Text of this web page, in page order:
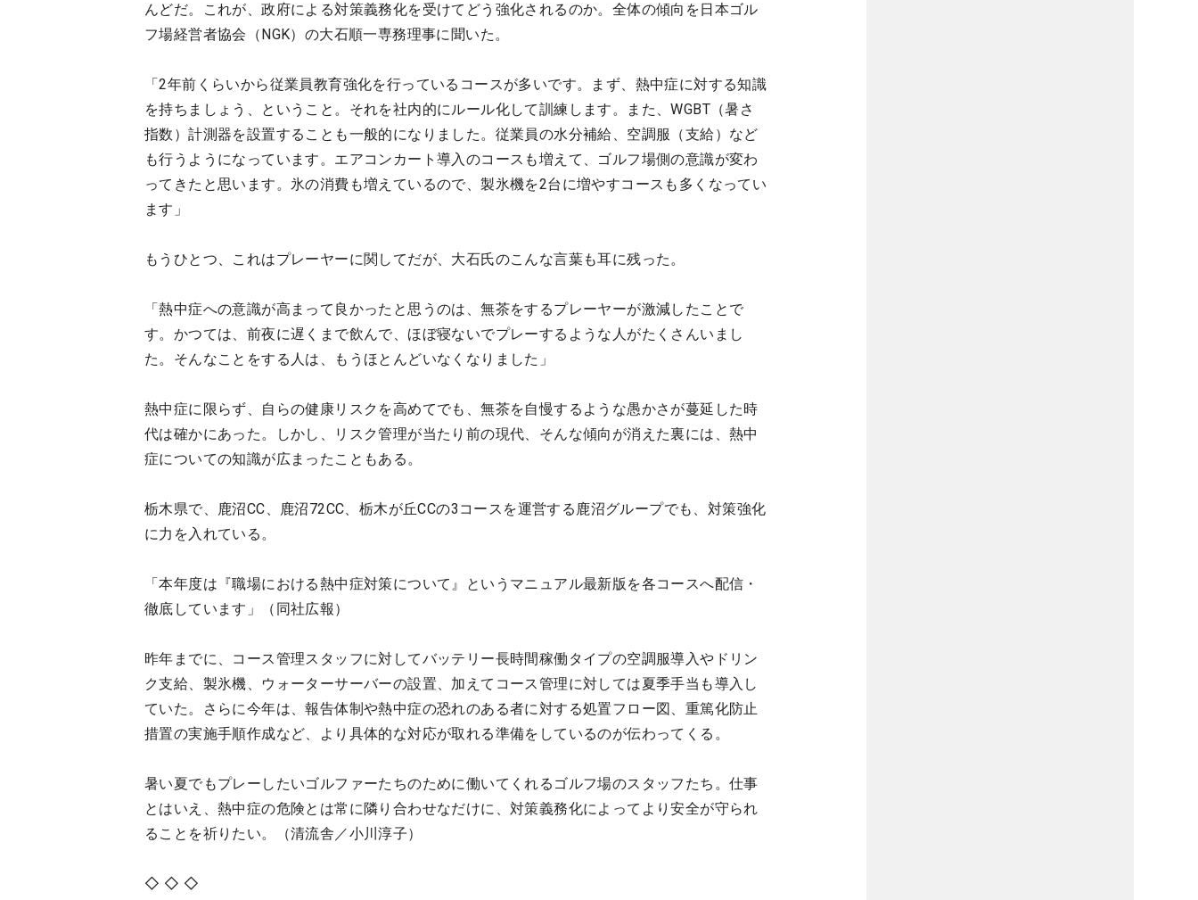
んどだ。これが、政府による対策義務化を受けてどう強化されるのか。全体の傾向を日本ゴル
フ場経営者協会（NGK）の大石順一専務理事に聞いた。
「2年前くらいから従業員教育強化を行っているコースが多いです。まず、熱中症に対する知識
を持ちましょう、ということ。それを社内的にルール化して訓練します。また、WGBT（暑さ
指数）計測器を設置することも一般的になりました。従業員の水分補給、空調服（支給）など
も行うようになっています。エアコンカート導入のコースも増えて、ゴルフ場側の意識が変わ
ってきたと思います。氷の消費も増えているので、製氷機を2台に増やすコースも多くなってい
ます」
もうひとつ、これはプレーヤーに関してだが、大石氏のこんな言葉も耳に残った。
「熱中症への意識が高まって良かったと思うのは、無茶をするプレーヤーが激減したことで
す。かつては、前夜に遅くまで飲んで、ほぼ寝ないでプレーするような人がたくさんいまし
た。そんなことをする人は、もうほとんどいなくなりました」
熱中症に限らず、自らの健康リスクを高めてでも、無茶を自慢するような愚かさが蔓延した時
代は確かにあった。しかし、リスク管理が当たり前の現代、そんな傾向が消えた裏には、熱中
症についての知識が広まったこともある。
栃木県で、鹿沼CC、鹿沼72CC、栃木が丘CCの3コースを運営する鹿沼グループでも、対策強化
に力を入れている。
「本年度は『職場における熱中症対策について』というマニュアル最新版を各コースへ配信・
徹底しています」（同社広報）
昨年までに、コース管理スタッフに対してバッテリー長時間稼働タイプの空調服導入やドリン
ク支給、製氷機、ウォーターサーバーの設置、加えてコース管理に対しては夏季手当も導入し
ていた。さらに今年は、報告体制や熱中症の恐れのある者に対する処置フロー図、重篤化防止
措置の実施手順作成など、より具体的な対応が取れる準備をしているのが伝わってくる。
暑い夏でもプレーしたいゴルファーたちのために働いてくれるゴルフ場のスタッフたち。仕事
とはいえ、熱中症の危険とは常に隣り合わせなだけに、対策義務化によってより安全が守られ
ることを祈りたい。（清流舎／小川淳子）
◇ ◇ ◇